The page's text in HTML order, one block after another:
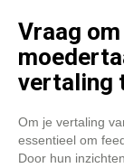
Vraag
vertaling
Om je vertaling
essentieel om
Door hun